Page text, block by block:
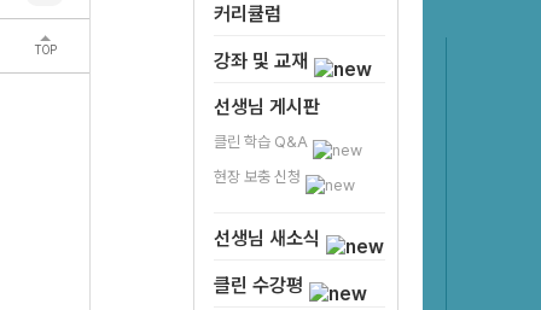
TOP
커리큘럼
강좌 및 교재
선생님 게시판
클린 학습 Q&A
현장 보충 신청
선생님 새소식
클린 수강평